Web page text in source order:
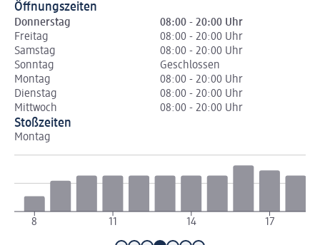
Öffnungszeiten
Donnerstag
08:00 - 20:00 Uhr
Freitag
08:00 - 20:00 Uhr
Samstag
08:00 - 20:00 Uhr
Sonntag
Geschlossen
Montag
08:00 - 20:00 Uhr
Dienstag
08:00 - 20:00 Uhr
Mittwoch
08:00 - 20:00 Uhr
Stoßzeiten
Montag
8 11 14 17